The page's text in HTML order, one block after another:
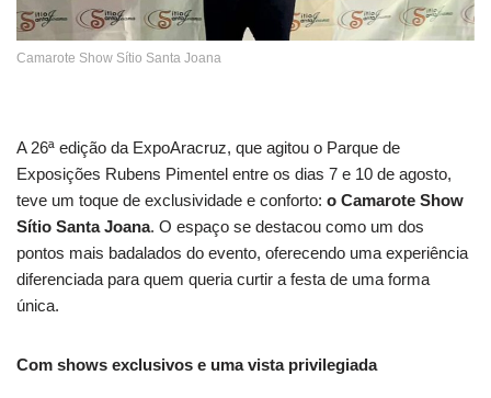
Camarote Show Sítio Santa Joana
A 26ª edição da ExpoAracruz, que agitou o Parque de
Exposições Rubens Pimentel entre os dias 7 e 10 de agosto,
teve um toque de exclusividade e conforto: o Camarote Show
Sítio Santa Joana. O espaço se destacou como um dos
pontos mais badalados do evento, oferecendo uma experiência
diferenciada para quem queria curtir a festa de uma forma
única.
Com shows exclusivos e uma vista privilegiada